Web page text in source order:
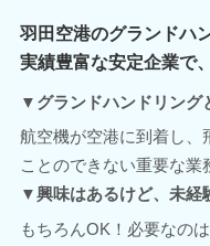
羽田空港のグランドハ
実績豊富な安定企業で
▼グランドハンドリング
航空機が空港に到着し、
ことのできない重要な業
▼興味はあるけど、未経
もちろんOK！必要なの